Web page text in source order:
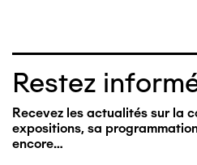
Restez
Recevez les actualités sur la
expositions, sa
encore…